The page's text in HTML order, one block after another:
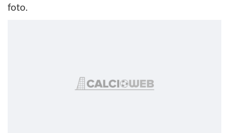
foto.